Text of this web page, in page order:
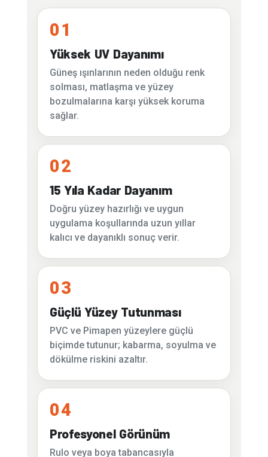
01
Yüksek UV Dayanımı
Güneş ışınlarının neden olduğu renk
solması, matlaşma ve yüzey
bozulmalarına karşı yüksek koruma
sağlar.
02
15 Yıla Kadar Dayanım
Doğru yüzey hazırlığı ve uygun
uygulama koşullarında uzun yıllar
kalıcı ve dayanıklı sonuç verir.
03
Güçlü Yüzey Tutunması
PVC ve Pimapen yüzeylere güçlü
biçimde tutunur; kabarma, soyulma ve
dökülme riskini azaltır.
04
Profesyonel Görünüm
Rulo veya boya tabancasıyla